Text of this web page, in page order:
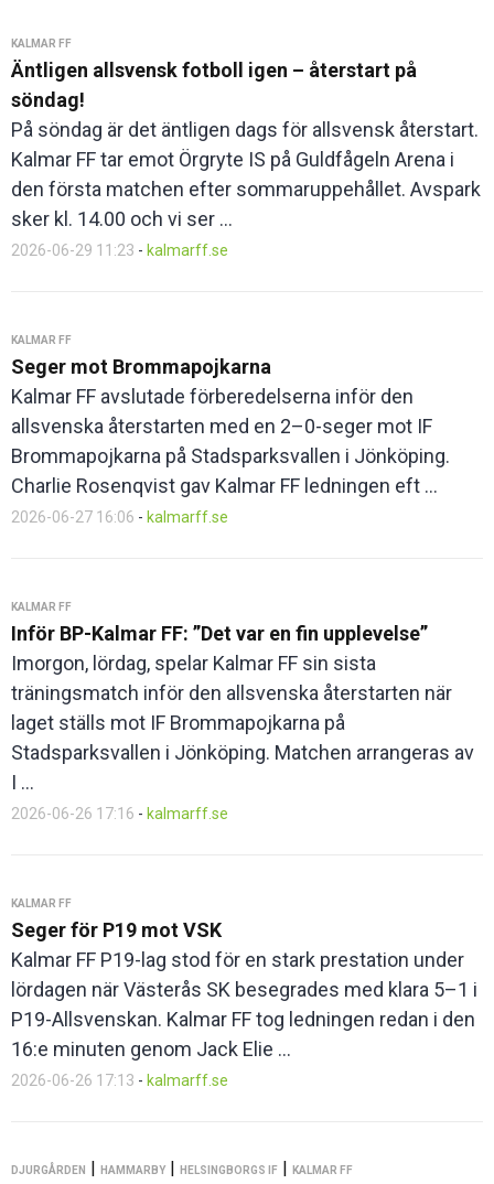
KALMAR FF
Äntligen allsvensk fotboll igen – återstart på
söndag!
På söndag är det äntligen dags för allsvensk återstart.
Kalmar FF tar emot Örgryte IS på Guldfågeln Arena i
den första matchen efter sommaruppehållet. Avspark
sker kl. 14.00 och vi ser ...
2026-06-29 11:23 - kalmarff.se
KALMAR FF
Seger mot Brommapojkarna
Kalmar FF avslutade förberedelserna inför den
allsvenska återstarten med en 2–0-seger mot IF
Brommapojkarna på Stadsparksvallen i Jönköping.
Charlie Rosenqvist gav Kalmar FF ledningen eft ...
2026-06-27 16:06 - kalmarff.se
KALMAR FF
Inför BP-Kalmar FF: ”Det var en fin upplevelse”
Imorgon, lördag, spelar Kalmar FF sin sista
träningsmatch inför den allsvenska återstarten när
laget ställs mot IF Brommapojkarna på
Stadsparksvallen i Jönköping. Matchen arrangeras av
I ...
2026-06-26 17:16 - kalmarff.se
KALMAR FF
Seger för P19 mot VSK
Kalmar FF P19-lag stod för en stark prestation under
lördagen när Västerås SK besegrades med klara 5–1 i
P19-Allsvenskan. Kalmar FF tog ledningen redan i den
16:e minuten genom Jack Elie ...
2026-06-26 17:13 - kalmarff.se
DJURGÅRDEN | HAMMARBY | HELSINGBORGS IF | KALMAR FF